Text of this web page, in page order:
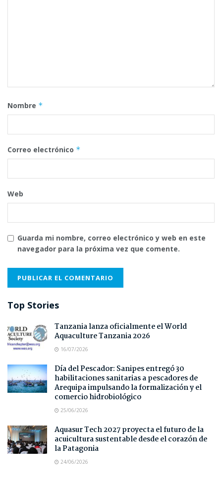
Nombre *
Correo electrónico *
Web
Guarda mi nombre, correo electrónico y web en este
navegador para la próxima vez que comente.
Top Stories
Tanzania lanza oficialmente el World
Aquaculture Tanzania 2026
16/07/2026
Día del Pescador: Sanipes entregó 30
habilitaciones sanitarias a pescadores de
Arequipa impulsando la formalización y el
comercio hidrobiológico
25/06/2026
Aquasur Tech 2027 proyecta el futuro de la
acuicultura sustentable desde el corazón de
la Patagonia
24/06/2026